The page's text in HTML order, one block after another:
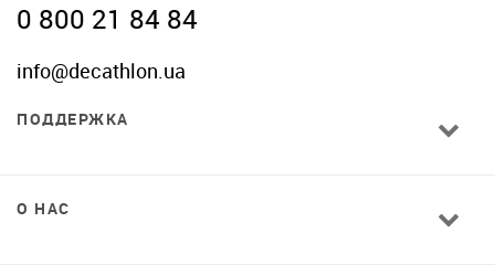
0 800 21 84 84
info@decathlon.ua
ПОДДЕРЖКА
О НАС